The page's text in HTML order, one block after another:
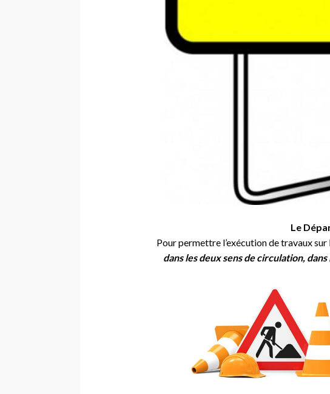
Le
Pour permettre l’exécution de travaux
dans les deux sens de circulation,